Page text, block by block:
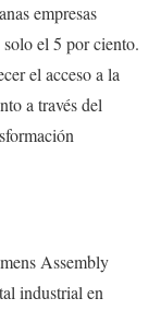
empresas
el 5 por ciento.
el acceso a la
a través del
Assembly
industrial en